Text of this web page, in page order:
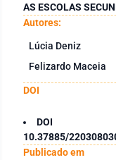
AS ESCOLAS
Autores:
Lúcia Deniz
Felizardo Maceia
DOI
DOI
10.37885/
Publicado em